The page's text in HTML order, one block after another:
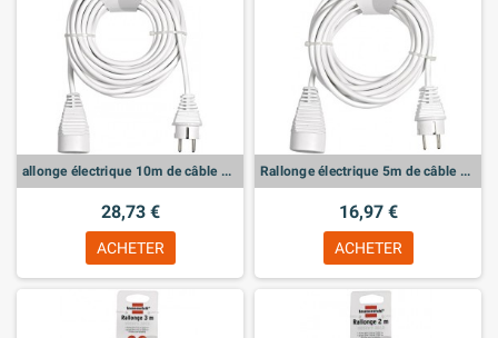
allonge électrique 10m de câble H05VV-F 3G1,5
28,73 €
ACHETER
Rallonge électrique 5m de câble H05VV-F 3G1,5
16,97 €
ACHETER